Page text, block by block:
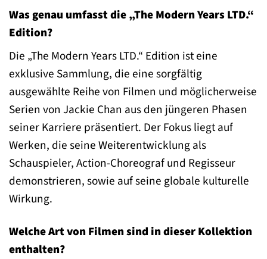
Was genau umfasst die „The Modern Years LTD.“
Edition?
Die „The Modern Years LTD.“ Edition ist eine
exklusive Sammlung, die eine sorgfältig
ausgewählte Reihe von Filmen und möglicherweise
Serien von Jackie Chan aus den jüngeren Phasen
seiner Karriere präsentiert. Der Fokus liegt auf
Werken, die seine Weiterentwicklung als
Schauspieler, Action-Choreograf und Regisseur
demonstrieren, sowie auf seine globale kulturelle
Wirkung.
Welche Art von Filmen sind in dieser Kollektion
enthalten?